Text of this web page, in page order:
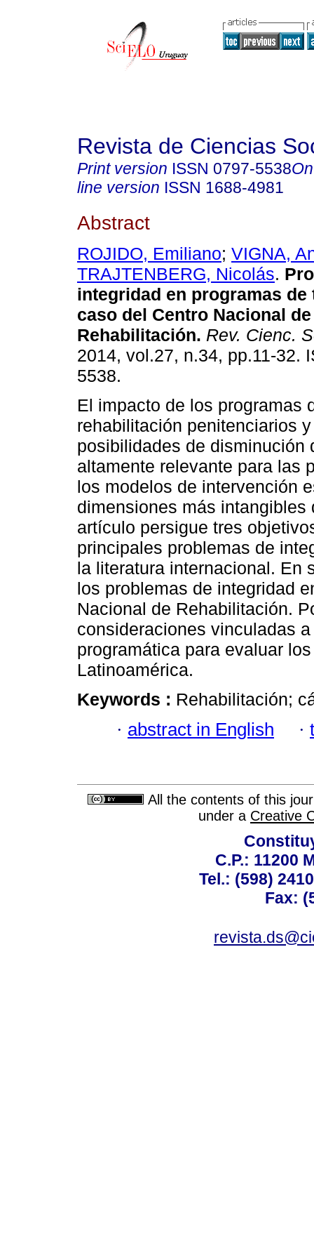
Revista de Ciencias
Print version ISSN 0797-5538
line version ISSN 1688-4981
Abstract
ROJIDO, Emiliano; VIGNA,
TRAJTENBERG, Nicolás.
integridad en programas de
caso del Centro Nacional de
Rehabilitación. Rev. Cienc.
2014, vol.27, n.34, pp.11-32.
5538.
El impacto de los programas
rehabilitación penitenciarios
posibilidades de disminución
altamente relevante para las
los modelos de intervención
dimensiones más
artículo persigue tres
principales problemas de
la literatura internacional. En
los problemas de integridad
Nacional de Rehabilitación.
consideraciones vinculadas
programática para evaluar
Latinoamérica.
Keywords : Rehabilitación;
· abstract in English ·
All the contents of this
under a Creative
C.P.: 11200
Tel.: (598)
Fax: